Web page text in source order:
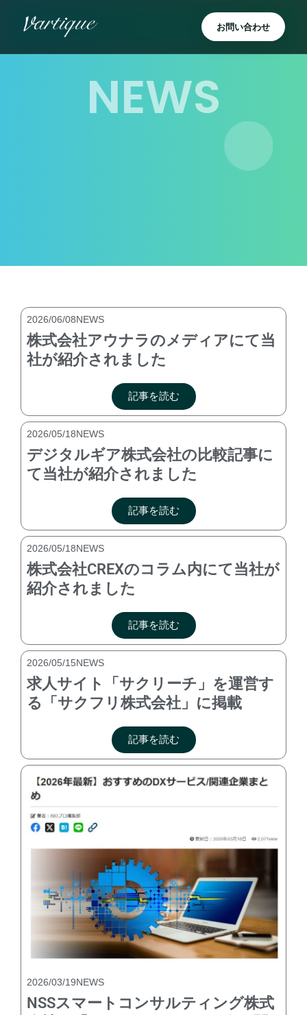
ス
お問い合わせ
NEWS
2026/06/08NEWS
株式会社アウナラのメディアにて当
社が紹介されました
記事を読む
2026/05/18NEWS
デジタルギア株式会社の比較記事に
て当社が紹介されました
記事を読む
2026/05/18NEWS
株式会社CREXのコラム内にて当社が
紹介されました
記事を読む
2026/05/15NEWS
求人サイト「サクリーチ」を運営す
る「サクフリ株式会社」に掲載
記事を読む
2026/03/19NEWS
NSSスマートコンサルティング株式
ジ
ジ
ジ
ジ
ジ